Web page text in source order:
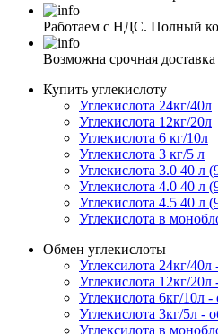
Работаем с НДС. Полный
Возможна срочная доставка
Купить углекислоту
Углекислота 24кг/40л
Углекислота 12кг/20л
Углекислота 6 кг/10л
Углекислота 3 кг/5 л
Углекислота 3.0 40 л
Углекислота 4.0 40 л
Углекислота 4.5 40 л
Углекислота в
Обмен углекислоты
Углексилота 24кг/
Углекислота 12кг/
Углекислота 6кг/10л
Углекислота 3кг/5л -
Углексилота в